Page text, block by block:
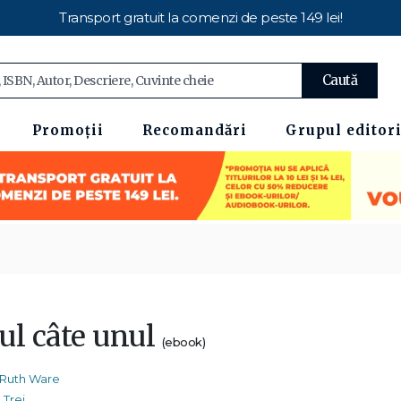
Transport gratuit la comenzi de peste 149 lei!
Caută
Promoții Recomandări Grupul
câte unul (ebook)
Ware